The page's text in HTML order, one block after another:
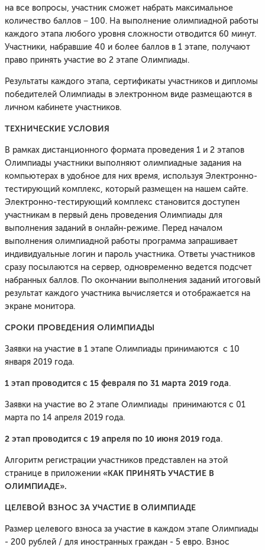
на все вопросы, участник сможет набрать максимальное
количество баллов − 100. На выполнение олимпиадной работы
каждого этапа любого уровня сложности отводится 60 минут.
Участники, набравшие 40 и более баллов в 1 этапе, получают
право принять участие во 2 этапе Олимпиады.
Результаты каждого этапа, сертификаты участников и дипломы
победителей Олимпиады в электронном виде размещаются в
личном кабинете участников.
ТЕХНИЧЕСКИЕ УСЛОВИЯ
В рамках дистанционного формата проведения 1 и 2 этапов
Олимпиады участники выполняют олимпиадные задания на
компьютерах в удобное для них время, используя Электронно-
тестирующий комплекс, который размещен на нашем сайте.
Электронно-тестирующий комплекс становится доступен
участникам в первый день проведения Олимпиады для
выполнения заданий в онлайн-режиме. Перед началом
выполнения олимпиадной работы программа запрашивает
индивидуальные логин и пароль участника. Ответы участников
сразу посылаются на сервер, одновременно ведется подсчет
набранных баллов. По окончании выполнения заданий итоговый
результат каждого участника вычисляется и отображается на
экране монитора.
СРОКИ ПРОВЕДЕНИЯ ОЛИМПИАДЫ
Заявки на участие в 1 этапе Олимпиады принимаются с 10
января 2019 года.
1 этап проводится с 15 февраля по 31 марта 2019 года.
Заявки на участие во 2 этапе Олимпиады принимаются с 01
марта по 14 апреля 2019 года.
2 этап проводится с 19 апреля по 10 июня 2019 года.
Алгоритм регистрации участников представлен на этой
странице в приложении «КАК ПРИНЯТЬ УЧАСТИЕ В
ОЛИМПИАДЕ».
ЦЕЛЕВОЙ ВЗНОС ЗА УЧАСТИЕ В ОЛИМПИАДЕ
Размер целевого взноса за участие в каждом этапе Олимпиады
- 200 рублей / для иностранных граждан - 5 евро. Взнос